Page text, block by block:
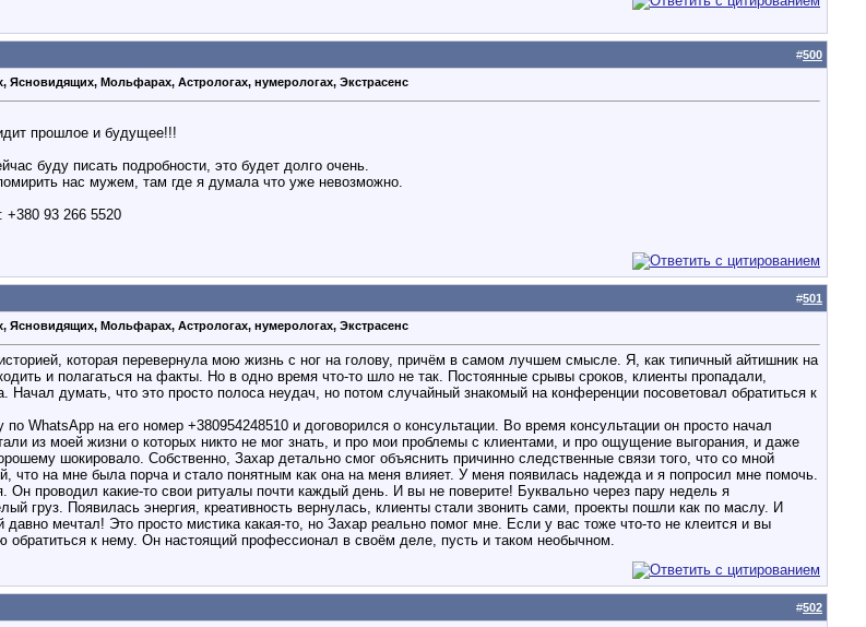
#500
Ясновидящих, Мольфарах, Астрологах, нумерологах, Экстрасенс
прошлое и будущее!!!
буду писать подробности, это будет долго очень.
нас мужем, там где я думала что уже невозможно.
+380 93 266 5520
#501
Ясновидящих, Мольфарах, Астрологах, нумерологах, Экстрасенс
которая перевернула мою жизнь с ног на голову, причём в самом лучшем смысле. Я, как типичный айтишник на
и полагаться на факты. Но в одно время что-то шло не так. Постоянные срывы сроков, клиенты пропадали,
думать, что это просто полоса неудач, но потом случайный знакомый на конференции посоветовал обратиться к
WhatsApp на его номер +380954248510 и договорился о консультации. Во время консультации он просто начал
из моей жизни о которых никто не мог знать, и про мои проблемы с клиентами, и про ощущение выгорания, и даже
шокировало. Собственно, Захар детально смог объяснить причинно следственные связи того, что со мной
что на мне была порча и стало понятным как она на меня влияет. У меня появилась надежда и я попросил мне помочь.
Он проводил какие-то свои ритуалы почти каждый день. И вы не поверите! Буквально через пару недель я
груз. Появилась энергия, креативность вернулась, клиенты стали звонить сами, проекты пошли как по маслу. И
давно мечтал! Это просто мистика какая-то, но Захар реально помог мне. Если у вас тоже что-то не клеится и вы
обратиться к нему. Он настоящий профессионал в своём деле, пусть и таком необычном.
#502